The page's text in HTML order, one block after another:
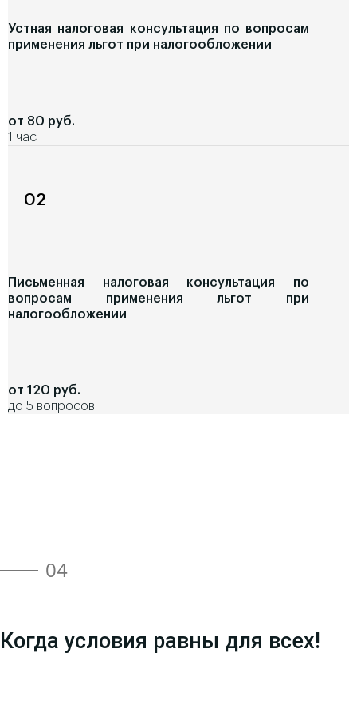
Устная налоговая консультация по вопросам
применения льгот при налогообложении
от 80 руб.
1 час
02
Письменная налоговая консультация по
вопросам применения льгот при
налогообложении
от 120 руб.
до 5 вопросов
04
Когда условия равны для всех!